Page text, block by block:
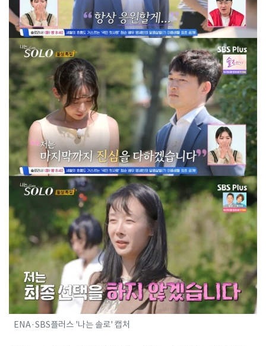
ENA·SBS플러스 '나는 솔로' 캡처